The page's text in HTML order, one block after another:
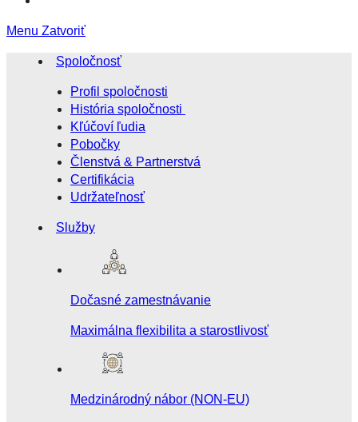
Menu Zatvoriť
Spoločnosť
Profil spoločnosti
História spoločnosti
Kľúčoví ľudia
Pobočky
Členstvá & Partnerstvá
Certifikácia
Udržateľnosť
Služby
Dočasné zamestnávanie
Maximálna flexibilita a starostlivosť
Medzinárodný nábor (NON-EU)